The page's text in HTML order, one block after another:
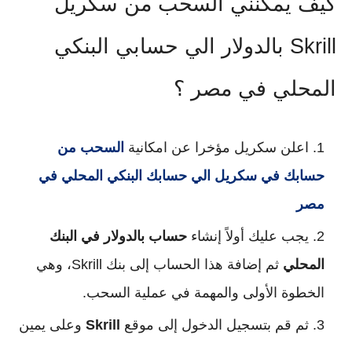
Skrill بالدولار الي حسابي البنكي
المحلي في مصر ؟
اعلن سكريل مؤخرا عن امكانية السحب من
حسابك في سكريل الي حسابك البنكي المحلي في
مصر
يجب عليك أولاً إنشاء حساب بالدولار في البنك
المحلي
ثم إضافة هذا الحساب إلى بنك Skrill، وهي
الخطوة الأولى والمهمة في عملية السحب.
ثم قم بتسجيل الدخول إلى موقع Skrill وعلى يمين